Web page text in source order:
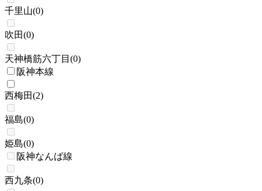
千里山(0)
吹田(0)
天神橋筋六丁目 (0)
阪神本線
西梅田(2)
福島(0)
姫島(0)
阪神なんば線
西九条(0)